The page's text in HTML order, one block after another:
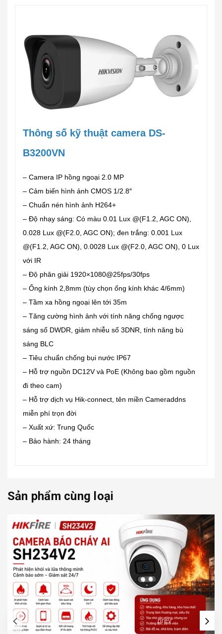
Thông số kỹ thuật camera DS-
B3200VN
– Camera IP hồng ngoại 2.0 MP
– Cảm biến hình ảnh CMOS 1/2.8″
– Chuẩn nén hình ảnh H264+
– Độ nhạy sáng: Có màu 0.01 Lux @(F1.2, AGC ON),
0.028 Lux @(F2.0, AGC ON); đen trắng: 0.001 Lux
@(F1.2, AGC ON), 0.0028 Lux @(F2.0, AGC ON), 0 Lux
với IR
– Độ phân giải 1920×1080@25fps/30fps
– Ống kính 2,8mm (tùy chọn ống kính khác 4/6mm)
– Tầm xa hồng ngoại lên tới 35m
– Tăng cường hình ảnh với tính năng chống ngược
sáng số DWDR, giảm nhiễu số 3DNR, tính năng bù
sáng BLC
– Tiêu chuẩn chống bụi nước IP67
– Hỗ trợ nguồn DC12V và PoE (Không bao gồm nguồn
đi theo cam)
– Hỗ trợ dịch vụ Hik-connect, tên miền Cameraddns
miễn phí trọn đời
– Xuất xứ: Trung Quốc
– Bảo hành: 24 tháng
Sản phẩm cùng loại
prev